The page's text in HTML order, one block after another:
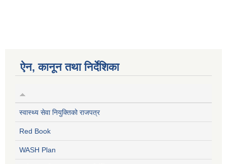
ऐन, कानून तथा निर्देशिका
स्वास्थ्य सेवा नियुक्तिको राजपत्र
Red Book
WASH Plan